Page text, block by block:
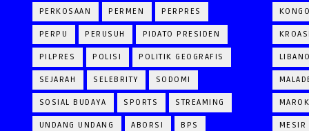
PERKOSAAN PERMEN PERPRES
PERPU PERUSUH PIDATO PRESIDEN
PILPRES POLISI POLITIK GEOGRAFIS
SEJARAH SELEBRITY SODOMI
SOSIAL BUDAYA SPORTS STREAMING
UNDANG UNDANG ABORSI BPS MESIR